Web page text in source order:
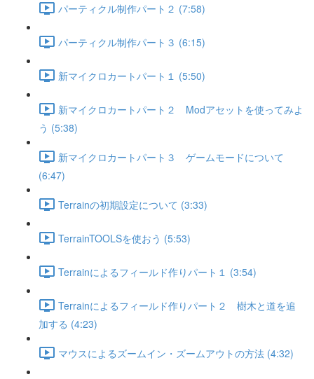
パーティクル制作パート２ (7:58)
パーティクル制作パート３ (6:15)
新マイクロカートパート１ (5:50)
新マイクロカートパート２ Modアセットを使ってみよ
う (5:38)
新マイクロカートパート３ ゲームモードについて
(6:47)
Terrainの初期設定について (3:33)
TerrainTOOLSを使おう (5:53)
Terrainによるフィールド作りパート１ (3:54)
Terrainによるフィールド作りパート２ 樹木と道を追
加する (4:23)
マウスによるズームイン・ズームアウトの方法 (4:32)